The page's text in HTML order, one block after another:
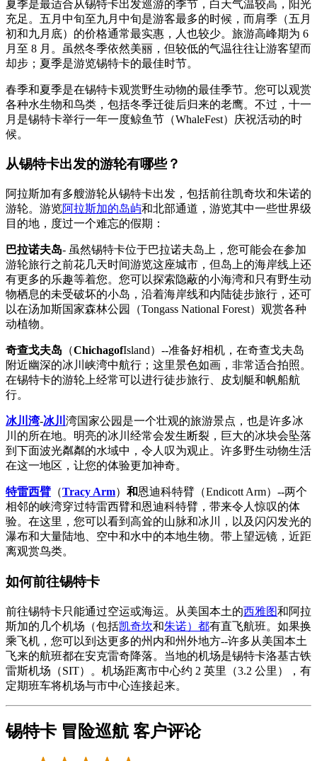
夏季是最适合从锡特卡出发巡游的季节，白天气温较高，阳光
充足。五月中旬至九月中旬是游客最多的时候，而肩季（五月
初和九月底）的价格通常最实惠，人也较少。旅游高峰期为 6
月至 8 月。虽然冬季依然美丽，但较低的气温往往让游客望而
却步；夏季是游览锡特卡的最佳时节。
春季和夏季是在锡特卡观赏野生动物的最佳季节。您可以观赏
各种水生物和鸟类，包括冬季迁徙后归来的老鹰。不过，十一
月是锡特卡举行一年一度鲸鱼节（WhaleFest）庆祝活动的时
候。
从锡特卡出发的游轮有哪些？
阿拉斯加有多艘游轮从锡特卡出发，包括前往凯奇坎和朱诺的
游轮。游览阿拉斯加的岛屿和北部通道，游览其中一些世界级
目的地，度过一个难忘的假期：
巴拉诺夫岛- 虽然锡特卡位于巴拉诺夫岛上，您可能会在参加
游轮旅行之前花几天时间游览这座城市，但岛上的海岸线上还
有更多的乐趣等着您。您可以探索隐蔽的小海湾和只有野生动
物栖息的未受破坏的小岛，沿着海岸线和内陆徒步旅行，还可
以在汤加斯国家森林公园（Tongass National Forest）观赏各种
动植物。
奇查戈夫岛 （ChichagofIsland）--准备好相机，在奇查戈夫岛
附近幽深的冰川峡湾中航行；这里景色如画，非常适合拍照。
在锡特卡的游轮上经常可以进行徒步旅行、皮划艇和帆船航
行。
冰川湾-冰川 湾国家公园是一个壮观的旅游景点，也是许多冰
川的所在地。明亮的冰川经常会发生断裂，巨大的冰块会坠落
到下面波光粼粼的水域中，令人叹为观止。许多野生动物生活
在这一地区，让您的体验更加神奇。
特雷西臂 （Tracy Arm） 和恩迪科特臂（Endicott Arm）--两个
相邻的峡湾穿过特雷西臂和恩迪科特臂，带来令人惊叹的体
验。在这里，您可以看到高耸的山脉和冰川，以及闪闪发光的
瀑布和大量陆地、空中和水中的本地生物。带上望远镜，近距
离观赏鸟类。
如何前往锡特卡
前往锡特卡只能通过空运或海运。从美国本土的西雅图和阿拉
斯加的几个机场（包括凯奇坎和朱诺）都有直飞航班。如果换
乘飞机，您可以到达更多的州内和州外地方--许多从美国本土
飞来的航班都在安克雷奇降落。当地的机场是锡特卡洛基古铁
雷斯机场（SIT）。机场距离市中心约 2 英里（3.2 公里），有
定期班车将机场与市中心连接起来。
锡特卡 冒险巡航 客户评论